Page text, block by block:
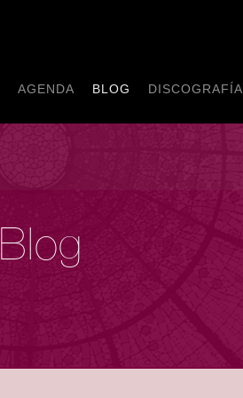
AGENDA BLOG DISCOGRAFÍA
Blog